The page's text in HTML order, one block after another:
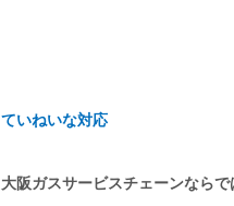
ていねいな対応
大阪ガスサービスチェーンなら